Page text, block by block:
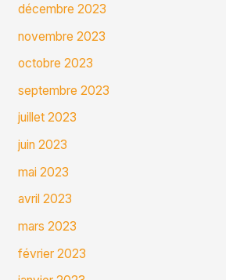
décembre 2023
novembre 2023
octobre 2023
septembre 2023
juillet 2023
juin 2023
mai 2023
avril 2023
mars 2023
février 2023